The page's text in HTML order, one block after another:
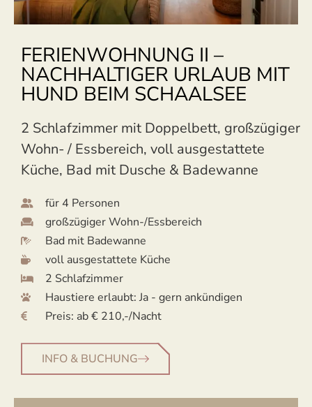
FERIENWOHNUNG II –
NACHHALTIGER URLAUB MIT
HUND BEIM SCHAALSEE
2 Schlafzimmer mit Doppelbett, großzügiger
Wohn- / Essbereich, voll ausgestattete
Küche, Bad mit Dusche & Badewanne
für 4 Personen
großzügiger Wohn-/Essbereich
Bad mit Badewanne
voll ausgestattete Küche
2 Schlafzimmer
Haustiere erlaubt: Ja - gern ankündigen
Preis: ab € 210,-/Nacht
INFO & BUCHUNG